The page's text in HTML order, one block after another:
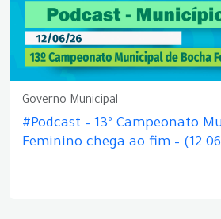
Governo Municipal
#Podcast – 13º Campeonato
Feminino chega ao fim –